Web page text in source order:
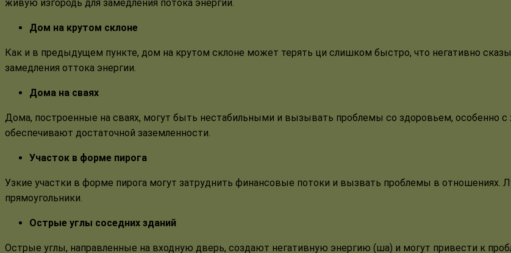
живую изгородь для замедления потока энергии.
Дом на крутом склоне
Как и в предыдущем пункте, дом на крутом склоне может терять ци слишком быстро, что негативно
замедления оттока энергии.
Дома на сваях
Дома, построенные на сваях, могут быть нестабильными и вызывать проблемы со здоровьем, особенно с
обеспечивают достаточной заземленности.
Участок в форме пирога
Узкие участки в форме пирога могут затруднить финансовые потоки и вызвать проблемы в
прямоугольники.
Острые углы соседних зданий
Острые углы, направленные на входную дверь, создают негативную энергию (ша) и могут привести к